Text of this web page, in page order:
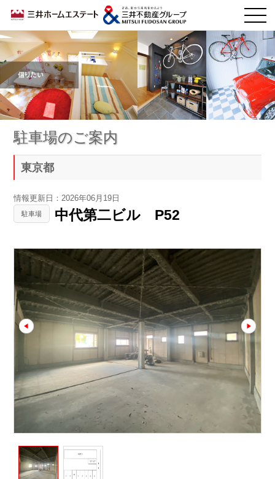
駐車場のご案内
東京都
情報更新日：2026年06月19日
駐車場 中代第二ビル P52
prev next